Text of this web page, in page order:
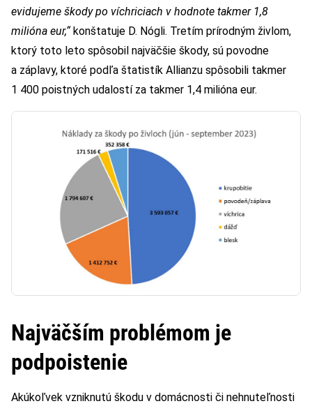
evidujeme škody po víchriciach v hodnote takmer 1,8
milióna eur,“ konštatuje D. Nógli. Tretím prírodným živlom,
ktorý toto leto spôsobil najväčšie škody, sú povodne
a záplavy, ktoré podľa štatistík Allianzu spôsobili takmer
1 400 poistných udalostí za takmer 1,4 milióna eur.
Najväčším problémom je
podpoistenie
Akúkoľvek vzniknutú škodu v domácnosti či nehnuteľnosti